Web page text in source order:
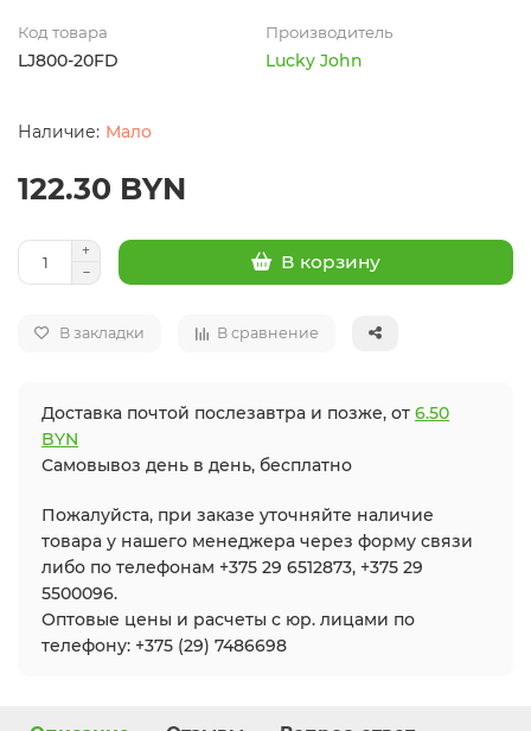
Код товара
LJ800-20FD
Производитель
Lucky John
Мало
122.30 BYN
В корзину
В закладки В сравнение
Доставка почтой послезавтра и позже, от 6.50
BYN
Самовывоз день в день, бесплатно
Пожалуйста, при заказе уточняйте наличие
товара у нашего менеджера через форму связи
либо по телефонам +375 29 6512873, +375 29
5500096.
Оптовые цены и расчеты с юр. лицами по
телефону: +375 (29) 7486698